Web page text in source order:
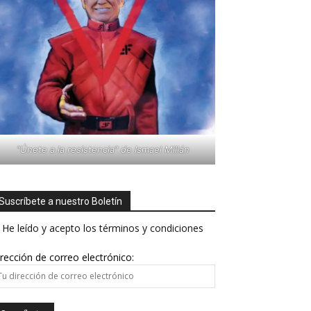
"Únete a la resistencia" de Ismael Millán
a nuestro Boletín
He leído y acepto los términos y condiciones
de correo electrónico: